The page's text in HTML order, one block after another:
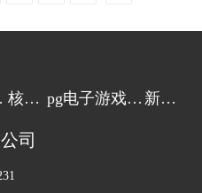
核心 pg电子游戏的 新闻
司